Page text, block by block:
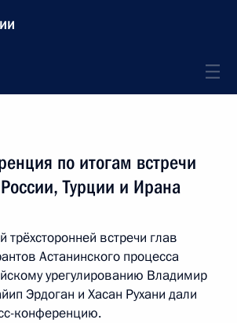
по итогам встречи
Турции и Ирана
трёхсторонней встречи глав
Астанинского процесса
урегулированию Владимир
Эрдоган и Хасан Рухани дали
конференцию.